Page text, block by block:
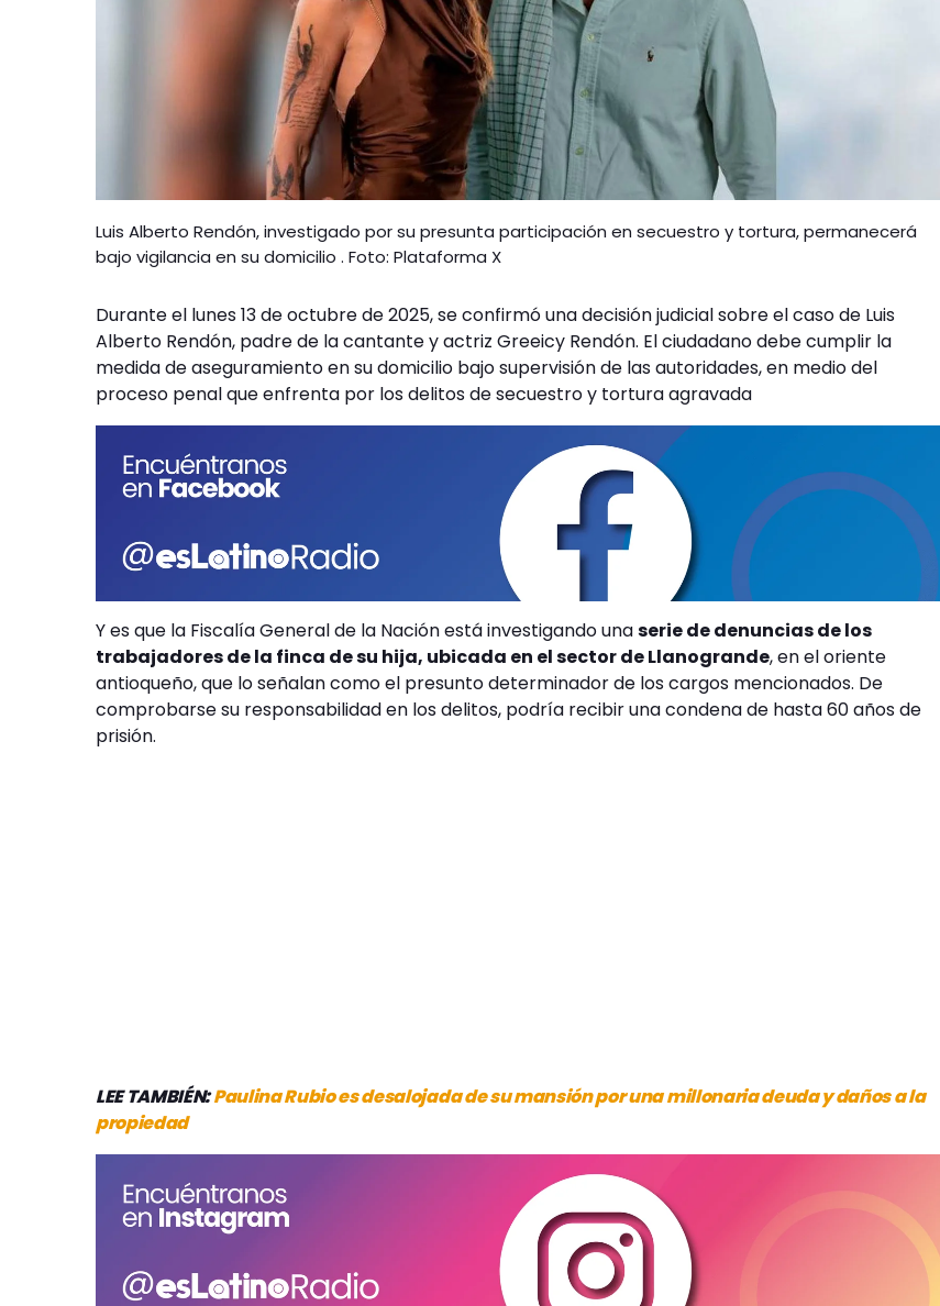
Luis Alberto Rendón, investigado por su presunta participación en secuestro y tortura, permanecerá
bajo vigilancia en su domicilio . Foto: Plataforma X
Durante el lunes 13 de octubre de 2025, se confirmó una decisión judicial sobre el caso de Luis
Alberto Rendón, padre de la cantante y actriz Greeicy Rendón. El ciudadano debe cumplir la
medida de aseguramiento en su domicilio bajo supervisión de las autoridades, en medio del
proceso penal que enfrenta por los delitos de secuestro y tortura agravada
Y es que la Fiscalía General de la Nación está investigando unaserie de denuncias de los
trabajadores de la finca de su hija, ubicada en el sector de Llanogrande, en el oriente
antioqueño, que lo señalan como el presunto determinador de los cargos mencionados. De
comprobarse su responsabilidad en los delitos, podría recibir una condena de hasta 60 años de
prisión.
LEE TAMBIÉN:Paulina Rubio es desalojada de su mansión por una millonaria deuda y daños a la
propiedad